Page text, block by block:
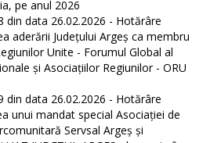
pe anul 2026
din data 26.02.2026 - Hotărâre
aderării Județului Argeș ca membru
Unite - Forumul Global al
și Asociațiilor Regiunilor - ORU
din data 26.02.2026 - Hotărâre
unui mandat special Asociației de
Servsal Argeș și